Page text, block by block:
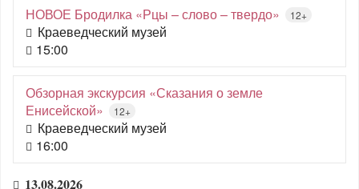
НОВОЕ Бродилка «Рцы – слово – твердо» 12+
Краеведческий музей
15:00
Обзорная экскурсия «Сказания о земле
Енисейской»
12+
Краеведческий музей
16:00
13.08.2026